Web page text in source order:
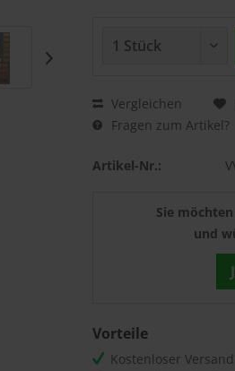
Vergleichen
Fragen zum Artikel?
Artikel-Nr.:
Sie
und
Vorteile
Kostenloser